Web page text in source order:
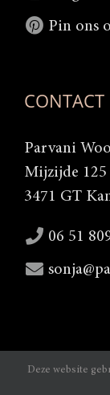
Pin ons
CONTACT
Parvani
Mijzijde 125
3471 GT
06 51
Deze website